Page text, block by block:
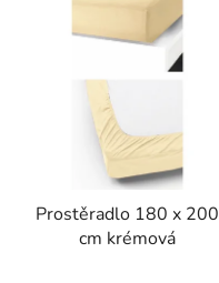
Prostěradlo 180 x 200
cm krémová